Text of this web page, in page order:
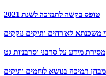
טופס בקשה לתמיכה לשנת 2021
משכנתא לאזרחים ותיקים נזקקים
מסירת מידע על סרבני וסרבניות גט
מבחן תמיכה בנושא לוחמים ותיקים